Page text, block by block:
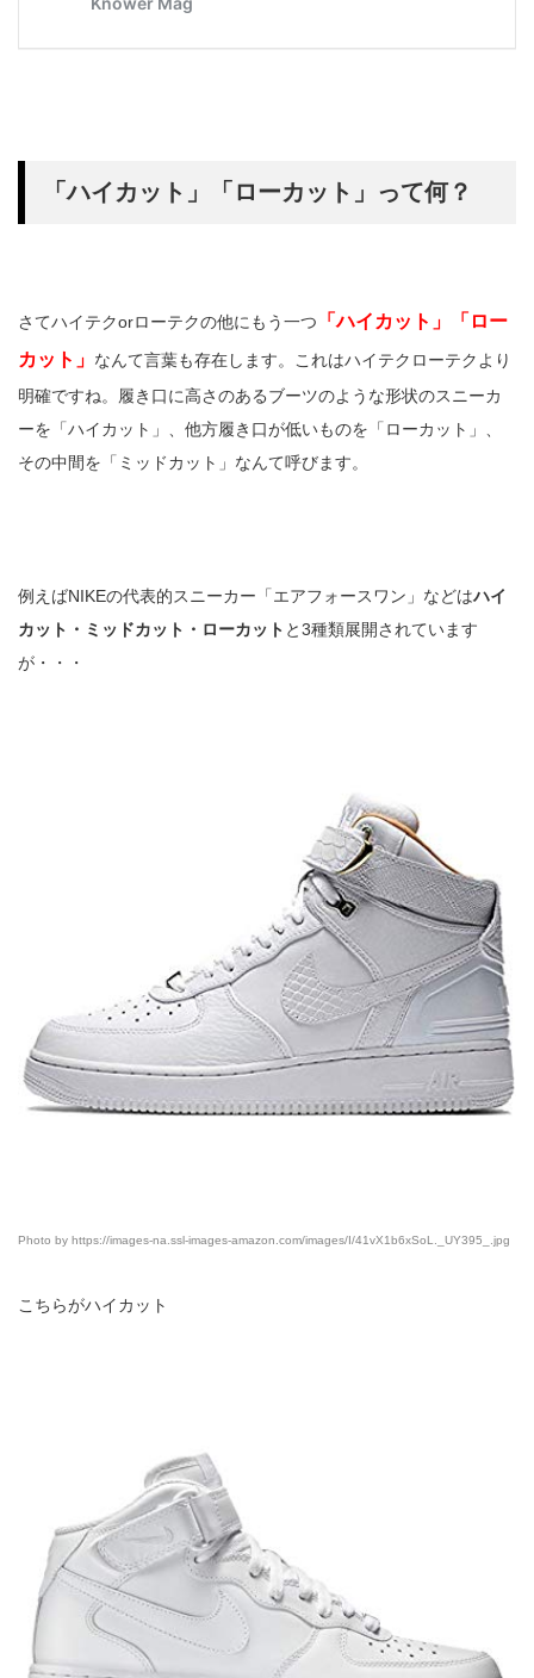
「ハイカット」「ローカット」って何？
さてハイテクorローテクの他にもう一つ 「ハイカット」「ロー
カット」 なんて言葉も存在します。これはハイテクローテクより
明確ですね。履き口に高さのあるブーツのような形状のスニーカ
ーを「ハイカット」、他方履き口が低いものを「ローカット」、
その中間を「ミッドカット」なんて呼びます。
例えばNIKEの代表的スニーカー「エアフォースワン」などはハイ
カット・ミッドカット・ローカット と3種類展開されています
が・・・
Photo by https://images-na.ssl-images-amazon.com/images/I/41vX1b6xSoL._UY395_.jpg
こちらがハイカット